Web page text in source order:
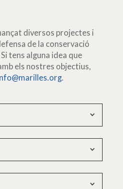
diversos projectes i
de la conservació
tens alguna idea que
els nostres objectius,
.